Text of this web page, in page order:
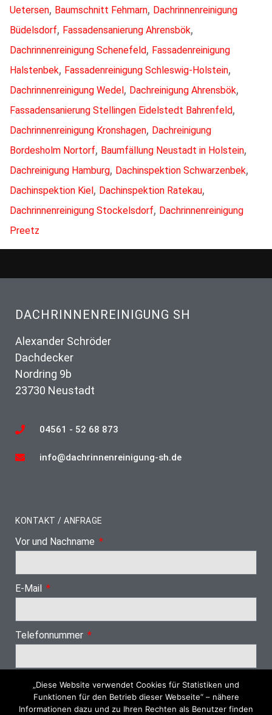
Uetersen, Baumschnitt Fehmarn, Dachrinnenreinigung
Büdelsdorf, Fassadensanierung Ahrensbök,
Dachrinnenreinigung Schenefeld, Fassadenreinigung
Halstenbek, Fassadenreinigung Schleswig-Holstein,
Dachrinnenreinigung Wedel, Dachreinigung Ahrensbök,
Fassadensanierung Stellingen Eidelstedt Bahrenfeld,
Dachrinnenreinigung Kronshagen, Dachreinigung
Bordesholm Nortorf, Baumfällung Neustadt in Holstein,
Dachreinigung Hamburg, Dachinspektion Schwarzenbek,
Dachinspektion Kiel, Dachinspektion Ratekau,
Dachrinnenreinigung Stockelsdorf, Dachrinnenreinigung
Preetz
DACHRINNENREINIGUNG SH
Alexander Schröder
Dachdecker
Nordring 9b
23730 Neustadt
04561 - 52 68 873
info@dachrinnenreinigung-sh.de
KONTAKT / ANFRAGE
Vor und Nachname
E-Mail
Telefonnummer
Nächster Schritt
„Diese Website verwendet Cookies für Statistiken und
Funktionen für den Betrieb dieser Webseite“ – nähere
Informationen dazu und zu Ihren Rechten als Benutzer finden